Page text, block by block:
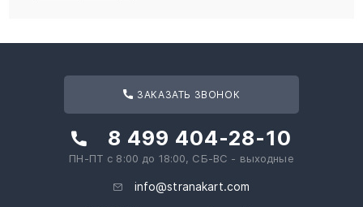
ЗАКАЗАТЬ ЗВОНОК
8 499 404-28-10
ПН-ПТ с 8:00 до 18:00, СБ-ВС - выходные
info@stranakart.com